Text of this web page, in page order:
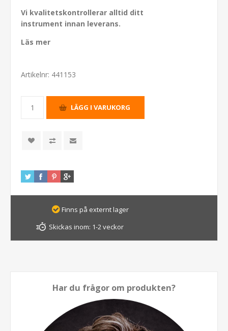
Vi kvalitetskontrollerar alltid ditt
instrument innan leverans.
Läs mer
Artikelnr: 441153
Finns på externt lager
Skickas inom: 1-2 veckor
Har du frågor om produkten?